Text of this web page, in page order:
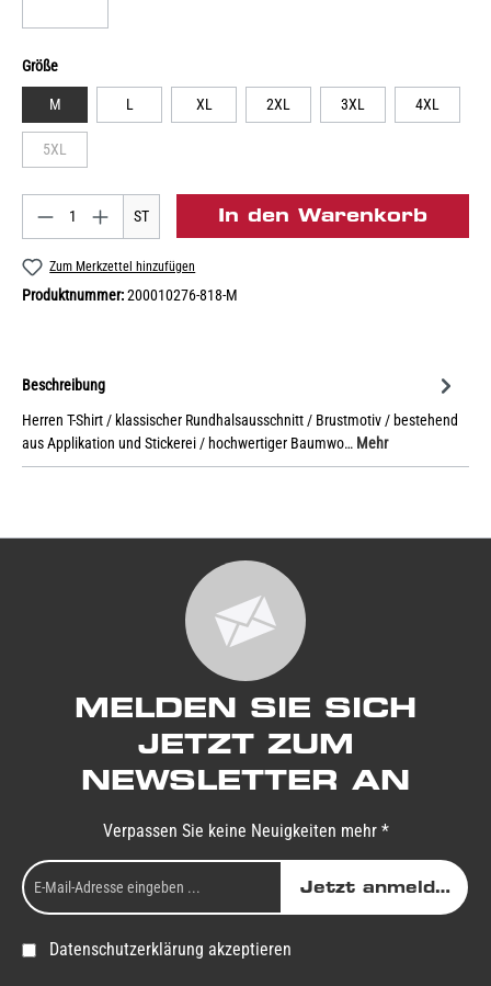
Größe
M L XL 2XL 3XL 4XL
5XL
ST In den Warenkorb
Zum Merkzettel hinzufügen
Produktnummer:200010276-818-M
Beschreibung
Herren T-Shirt / klassischer Rundhalsausschnitt / Brustmotiv / bestehend
aus Applikation und Stickerei / hochwertiger Baumwo… Mehr
MELDEN SIE SICH
JETZT ZUM
NEWSLETTER AN
Verpassen Sie keine Neuigkeiten mehr *
Jetzt anmelden
Datenschutzerklärung akzeptieren